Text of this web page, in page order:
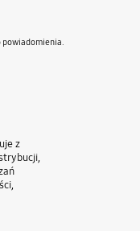
powiadomienia.
z